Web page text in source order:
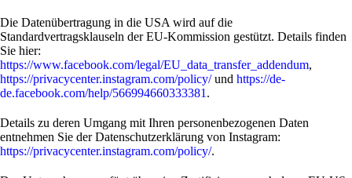
Die Datenübertragung in die USA wird auf die
Standardvertragsklauseln der EU-Kommission gestützt. Details finden
Sie hier:
https://www.facebook.com/legal/EU_data_transfer_addendum,
https://privacycenter.instagram.com/policy/und https://de-
de.facebook.com/help/566994660333381 .
Details zu deren Umgang mit Ihren personenbezogenen Daten
entnehmen Sie der Datenschutzerklärung von Instagram:
https://privacycenter.instagram.com/policy/.